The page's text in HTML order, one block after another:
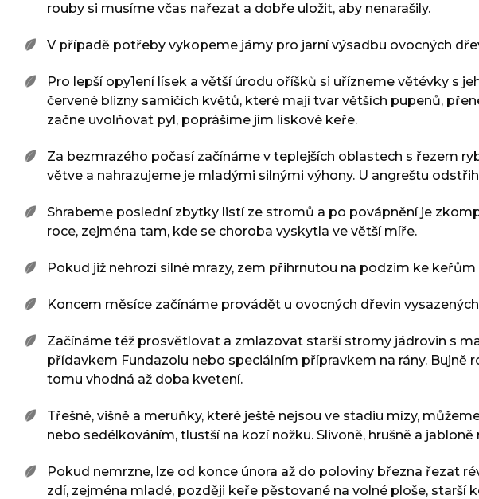
rouby si musíme včas nařezat a dobře uložit, aby nenarašily.
V případě potřeby vykopeme jámy pro jarní výsadbu ovocných
Pro lepší opy1ení lísek a větší úrodu oříšků si uřízneme větévky s
červené blizny samičích květů, které mají tvar větších pupenů,
začne uvolňovat pyl, poprášíme jím lískové keře.
Za bezmrazého počasí začínáme v teplejších oblastech s řezem
větve a nahrazujeme je mladými silnými výhony. U angreštu
Shrabeme poslední zbytky listí ze stromů a po povápnění je
roce, zejména tam, kde se choroba vyskytla ve větší míře.
Pokud již nehrozí silné mrazy, zem přihrnutou na podzim ke
Koncem měsíce začínáme provádět u ovocných dřevin
Začínáme též prosvětlovat a zmlazovat starší stromy jádrovin s
přídavkem Fundazolu nebo speciálním přípravkem na rány. Bujně
tomu vhodná až doba kvetení.
Třešně, višně a meruňky, které ještě nejsou ve stadiu mízy,
nebo sedélkováním, tlustší na kozí nožku. Slivoně, hrušně a
Pokud nemrzne, lze od konce února až do poloviny března řezat
zdí, zejména mladé, později keře pěstované na volné ploše,